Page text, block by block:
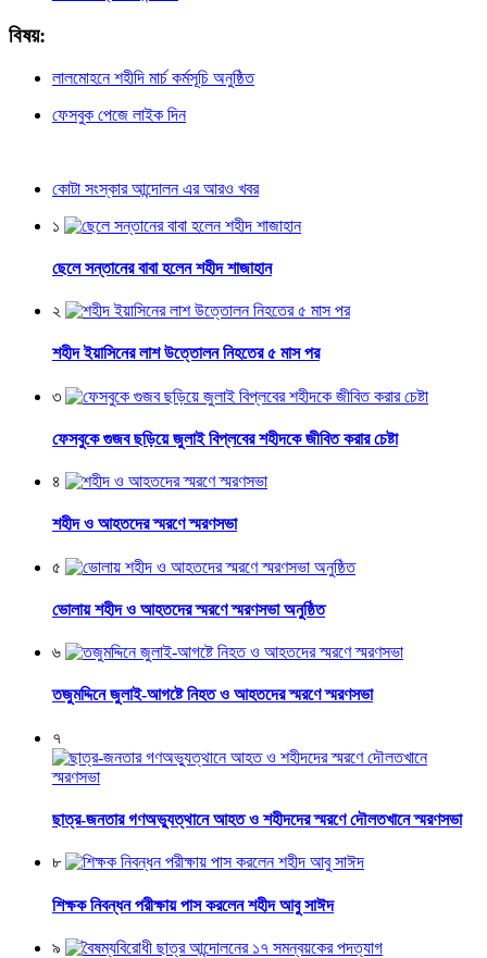
বিষয়:
লালমোহনে শহীদি মার্চ কর্মসূচি অনুষ্ঠিত
ফেসবুক পেজে লাইক দিন
কোটা সংস্কার আন্দোলন এর আরও খবর
১
ছেলে সন্তানের বাবা হলেন শহীদ শাজাহান
২
শহীদ ইয়াসিনের লাশ উত্তোলন নিহতের ৫ মাস পর
৩
ফেসবুকে গুজব ছড়িয়ে জুলাই বিপ্লবের শহীদকে জীবিত করার চেষ্টা
৪
শহীদ ও আহতদের স্মরণে স্মরণসভা
৫
ভোলায় শহীদ ও আহতদের স্মরণে স্মরণসভা অনুষ্ঠিত
৬
তজুমদ্দিনে জুলাই-আগষ্টে নিহত ও আহতদের স্মরণে স্মরণসভা
৭
ছাত্র-জনতার গণঅভ্যুত্থানে আহত ও শহীদদের স্মরণে দৌলতখানে স্মরণসভা
৮
শিক্ষক নিবন্ধন পরীক্ষায় পাস করলেন শহীদ আবু সাঈদ
৯